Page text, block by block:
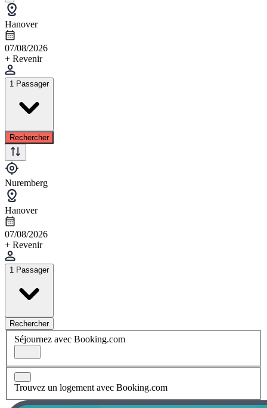
Hanover
07/08/2026
+ Revenir
1 Passager
Rechercher
Nuremberg
Hanover
07/08/2026
+ Revenir
1 Passager
Rechercher
Séjournez avec Booking.com
Trouvez un logement avec Booking.com